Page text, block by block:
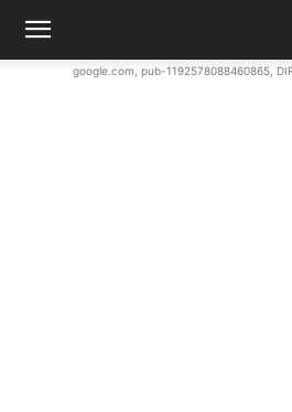
google.com, pub-1192578088460865,